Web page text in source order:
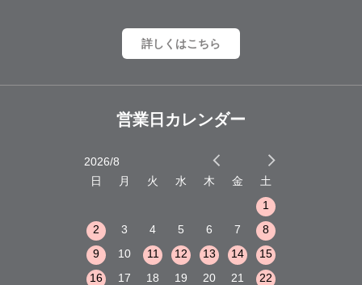
詳しくはこちら
営業日カレンダー
2026/8
日
月 火 水 木 金
土
1
2
3 4 5 6 7
8
9
10 11 12 13 14
15
16
17 18 19 20 21
22